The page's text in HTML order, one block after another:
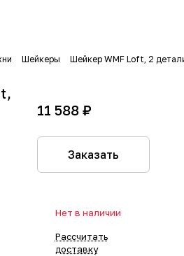
Шейкеры Шейкер WMF Loft, 2
11 588 ₽
Заказать
Нет в наличии
Рассчитать
доставку